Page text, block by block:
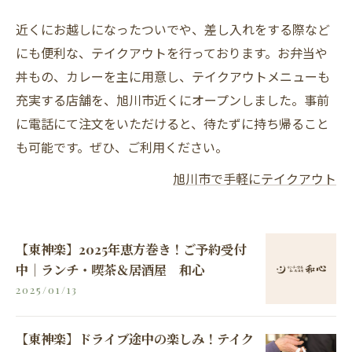
近くにお越しになったついでや、差し入れをする際など
にも便利な、テイクアウトを行っております。お弁当や
丼もの、カレーを主に用意し、テイクアウトメニューも
充実する店舗を、旭川市近くにオープンしました。事前
に電話にて注文をいただけると、待たずに持ち帰ること
も可能です。ぜひ、ご利用ください。
旭川市で手軽にテイクアウト
【東神楽】2025年恵方巻き！ご予約受付
中｜ランチ・喫茶＆居酒屋 和心
2025/01/13
【東神楽】ドライブ途中の楽しみ！テイク